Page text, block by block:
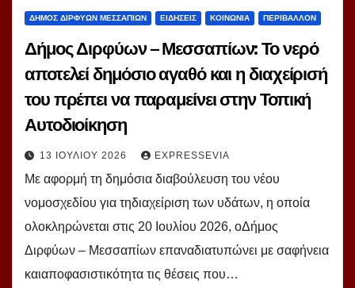
ΔΗΜΟΣ ΔΙΡΦΥΩΝ ΜΕΣΣΑΠΙΩΝ ΕΙΔΗΣΕΙΣ ΚΟΙΝΩΝΙΑ ΠΕΡΙΒΑΛΛΟΝ
Δήμος Διρφύων – Μεσσαπίων: Το νερό
αποτελεί δημόσιο αγαθό και η διαχείρισή
του πρέπει να παραμείνει στην Τοπική
Αυτοδιοίκηση
13 ΙΟΥΛΊΟΥ 2026 EXPRESSEVIA
Με αφορμή τη δημόσια διαβούλευση του νέου
νομοσχεδίου για τηδιαχείριση των υδάτων, η οποία
ολοκληρώνεται στις 20 Ιουλίου 2026, οΔήμος
Διρφύων – Μεσσαπίων επαναδιατυπώνει με σαφήνεια
καιαποφασιστικότητα τις θέσεις που…